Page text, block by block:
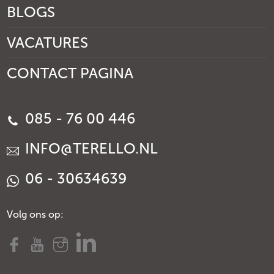
BLOGS
VACATURES
CONTACT PAGINA
085 - 76 00 446
INFO@TERELLO.NL
06 - 30634639
Volg ons op: